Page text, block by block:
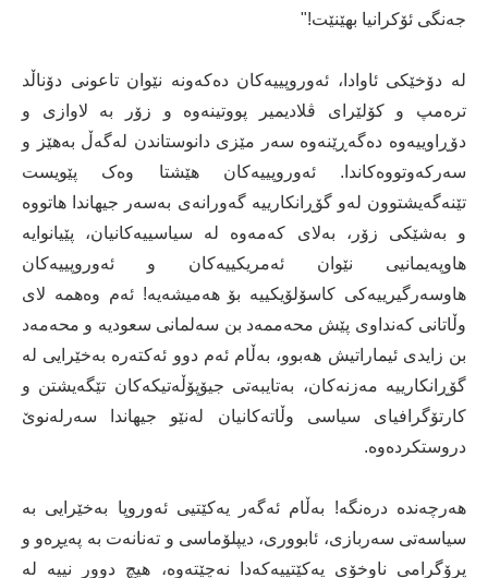
جەنگی ئۆکرانیا بهێنێت!"
لە دۆخێکی ئاوادا، ئەوروپییەکان دەکەونە نێوان تاعونی دۆناڵد
ترەمپ و کۆلێرای ڤلادیمیر پووتینەوە و زۆر بە لاوازی و
دۆڕاوییەوە دەگەڕێنەوە سەر مێزی دانوستاندن لەگەڵ بەهێز و
سەرکەوتووەکاندا. ئەوروپییەکان هێشتا وەک پێویست
تێنەگەیشتوون لەو گۆڕانکارییە گەورانەی بەسەر جیهاندا هاتووە
و بەشێکی زۆر، بەلای کەمەوە لە سیاسییەکانیان، پێیانوایە
هاوپەیمانیی نێوان ئەمریکییەکان و ئەوروپییەکان
هاوسەرگیرییەکی کاسۆلۆیکییە بۆ هەمیشەیە! ئەم وەهمە لای
وڵاتانی کەنداوی پێش محەممەد بن سەلمانی سعودیە و محەمەد
بن زایدی ئیماراتیش هەبوو، بەڵام ئەم دوو ئەکتەرە بەخێرایی لە
گۆڕانکارییە مەزنەکان، بەتایبەتی جیۆپۆڵەتیکەکان تێگەیشتن و
کارتۆگرافیای سیاسی وڵاتەکانیان لەنێو جیهاندا سەرلەنوێ
دروستکردەوە.
هەرچەندە درەنگە! بەڵام ئەگەر یەکێتیی ئەوروپا بەخێرایی بە
سیاسەتی سەربازی، ئابووری، دیپلۆماسی و تەنانەت بە پەیڕەو و
پرۆگرامی ناوخۆی یەکێتییەکەدا نەچێتەوە، هیچ دوور نییە لە